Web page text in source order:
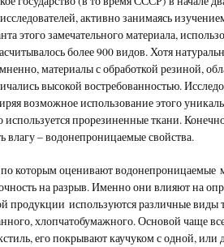
активно занимаясь
этого замечательного материала,
более 900 видов. Хотя
материалы с обработкой резиной,
высокой востребованностью.
возможное использование этого
прорезиненные ткани.
влагу – водонепроницаемые свойства.
которым оценивают водонепроницаемые
на разрыв. Именно они влияют на
продукции используются различные виды
хлопчатобумажного. Основой чаще
его покрывают каучуком с одной, или